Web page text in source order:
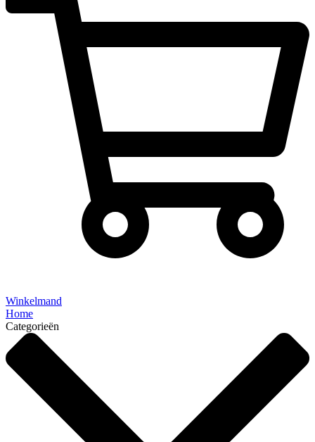
Winkelmand
Home
Categorieën